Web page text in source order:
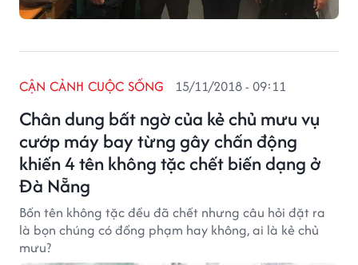
Chân dung bất ngờ của kẻ chủ mưu vụ
cướp máy bay từng gây chấn động
khiến 4 tên không tặc chết biến dạng ở
Đà Nẵng
CẬN CẢNH CUỘC SỐNG 15/11/2018 - 09:11
Bốn tên không tặc đều đã chết nhưng câu hỏi đặt ra
là bọn chúng có đồng phạm hay không, ai là kẻ chủ
mưu?